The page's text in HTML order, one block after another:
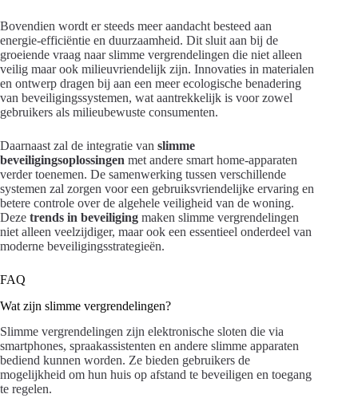
Bovendien wordt er steeds meer aandacht besteed aan
energie-efficiëntie en duurzaamheid. Dit sluit aan bij de
groeiende vraag naar slimme vergrendelingen die niet alleen
veilig maar ook milieuvriendelijk zijn. Innovaties in materialen
en ontwerp dragen bij aan een meer ecologische benadering
van beveiligingssystemen, wat aantrekkelijk is voor zowel
gebruikers als milieubewuste consumenten.
Daarnaast zal de integratie van slimme
beveiligingsoplossingen met andere smart home-apparaten
verder toenemen. De samenwerking tussen verschillende
systemen zal zorgen voor een gebruiksvriendelijke ervaring en
betere controle over de algehele veiligheid van de woning.
Deze trends in beveiliging maken slimme vergrendelingen
niet alleen veelzijdiger, maar ook een essentieel onderdeel van
moderne beveiligingsstrategieën.
FAQ
Wat zijn slimme vergrendelingen?
Slimme vergrendelingen zijn elektronische sloten die via
smartphones, spraakassistenten en andere slimme apparaten
bediend kunnen worden. Ze bieden gebruikers de
mogelijkheid om hun huis op afstand te beveiligen en toegang
te regelen.